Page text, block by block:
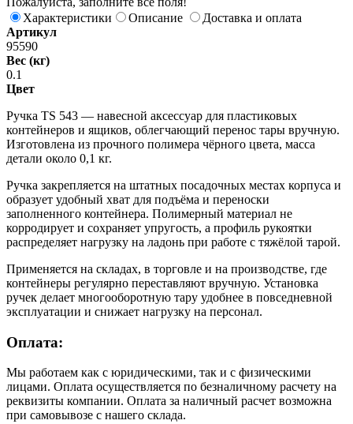
Характеристики
Описание
Доставка и оплата
Артикул
95590
Вес (кг)
0.1
Цвет
Ручка TS 543 — навесной аксессуар для пластиковых
контейнеров и ящиков, облегчающий перенос тары вручную.
Изготовлена из прочного полимера чёрного цвета, масса
детали около 0,1 кг.
Ручка закрепляется на штатных посадочных местах корпуса и
образует удобный хват для подъёма и переноски
заполненного контейнера. Полимерный материал не
корродирует и сохраняет упругость, а профиль рукоятки
распределяет нагрузку на ладонь при работе с тяжёлой тарой.
Применяется на складах, в торговле и на производстве, где
контейнеры регулярно переставляют вручную. Установка
ручек делает многооборотную тару удобнее в повседневной
эксплуатации и снижает нагрузку на персонал.
Оплата:
Мы работаем как с юридическими, так и с физическими
лицами. Оплата осуществляется по безналичному расчету на
реквизиты компании. Оплата за наличный расчет возможна
при самовывозе с нашего склада.